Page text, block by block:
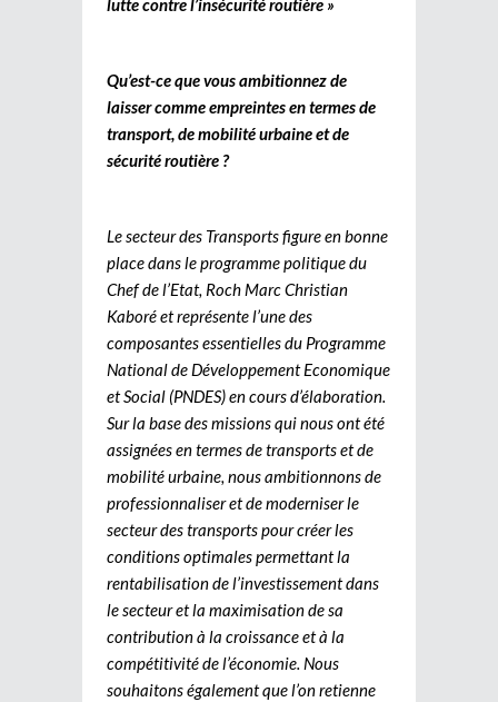
Qu’est-ce que vous ambitionnez de
laisser comme empreintes en termes de
transport, de mobilité urbaine et de
sécurité routière ?
Le secteur des Transports figure en bonne
place dans le programme politique du
Chef de l’Etat, Roch Marc Christian
Kaboré et représente l’une des
composantes essentielles du Programme
National de Développement Economique
et Social (PNDES) en cours d’élaboration.
Sur la base des missions qui nous ont été
assignées en termes de transports et de
mobilité urbaine, nous ambitionnons de
professionnaliser et de moderniser le
secteur des transports pour créer les
conditions optimales permettant la
rentabilisation de l’investissement dans
le secteur et la maximisation de sa
contribution à la croissance et à la
compétitivité de l’économie. Nous
souhaitons également que l’on retienne